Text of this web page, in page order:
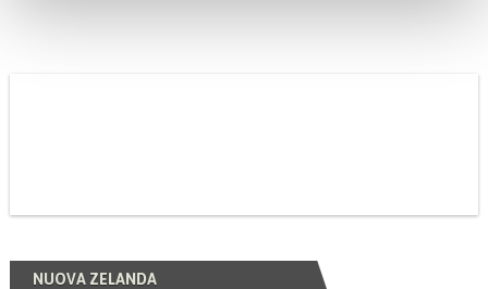
NUOVA ZELANDA